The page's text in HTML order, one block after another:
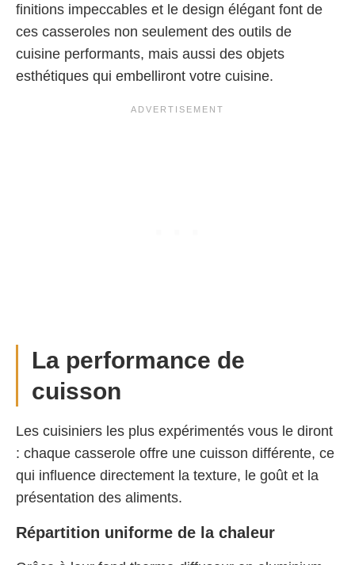
finitions impeccables et le design élégant font de
ces casseroles non seulement des outils de
cuisine performants, mais aussi des objets
esthétiques qui embelliront votre cuisine.
La performance de
cuisson
Les cuisiniers les plus expérimentés vous le diront
: chaque casserole offre une cuisson différente, ce
qui influence directement la texture, le goût et la
présentation des aliments.
Répartition uniforme de la chaleur